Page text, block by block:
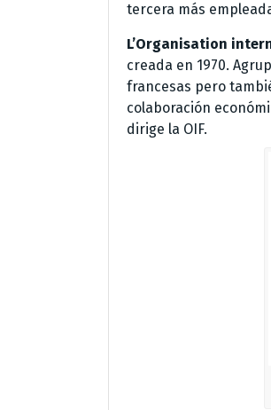
tercera más
L’Organisation
creada en 1970.
francesas pero
colaboración
dirige la OIF.